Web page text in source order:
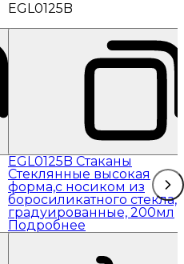
EGL0125B
EGL0125B Стаканы
Стеклянные высокая
форма,с носиком из
боросиликатного стекла,
градуированные, 200мл
Подробнее